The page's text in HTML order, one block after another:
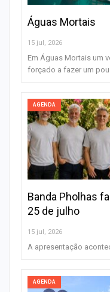
Águas Mortais
15 jul, 2026
Em Águas Mortais um
forçado a fazer um
AGENDA
Banda Pholhas
25 de julho
15 jul, 2026
A apresentação
AGENDA